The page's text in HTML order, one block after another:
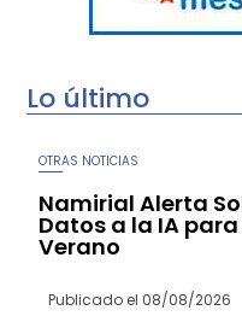
Lo último
OTRAS NOTICIAS
Namirial Alerta
Datos a la IA
Verano
Publicado el 08/08/2026